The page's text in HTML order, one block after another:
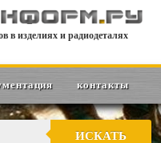
в изделиях и радиодеталях
контакты
ИСКАТЬ